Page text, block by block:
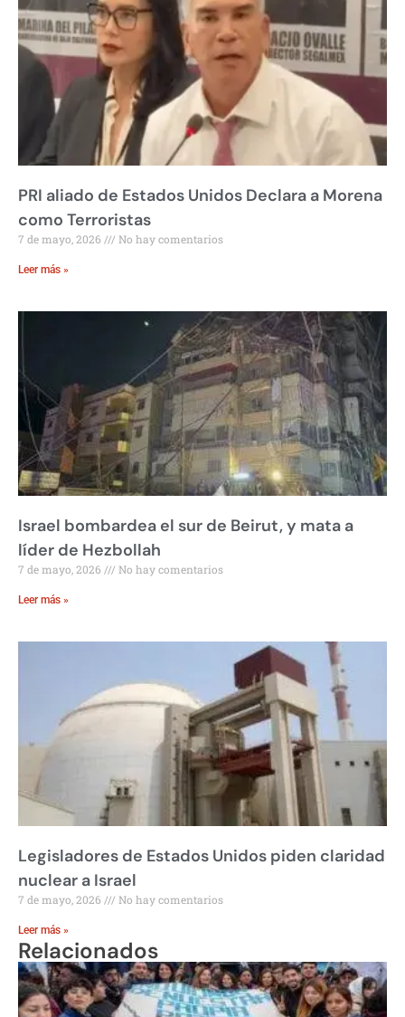
PRI aliado de Estados Unidos Declara a Morena
como Terroristas
7 de mayo, 2026 No hay comentarios
Leer más »
Israel bombardea el sur de Beirut, y mata a
líder de Hezbollah
7 de mayo, 2026 No hay comentarios
Leer más »
Legisladores de Estados Unidos piden claridad
nuclear a Israel
7 de mayo, 2026 No hay comentarios
Leer más »
Relacionados